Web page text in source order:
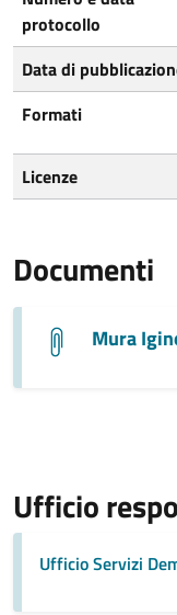
protocollo
Data di
Formati
Licenze
Documenti
Mura
Ufficio
Ufficio Servizi